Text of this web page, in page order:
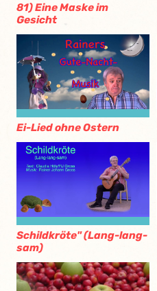
81) Eine Maske im
Gesicht
Ei-Lied ohne Ostern
Schildkröte" (Lang-lang-
sam)